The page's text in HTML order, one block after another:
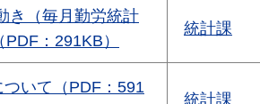
き（毎月勤労統計
：291KB）
統計課
いて（PDF：591
統計課